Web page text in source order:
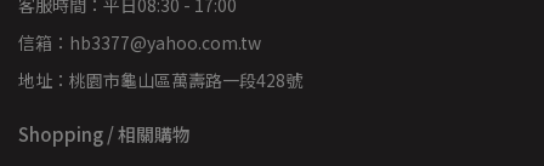
客服時間：平日08:30 - 17:00
信箱：hb3377@yahoo.com.tw
地址：桃園市龜山區萬壽路一段428號
Shopping / 相關購物